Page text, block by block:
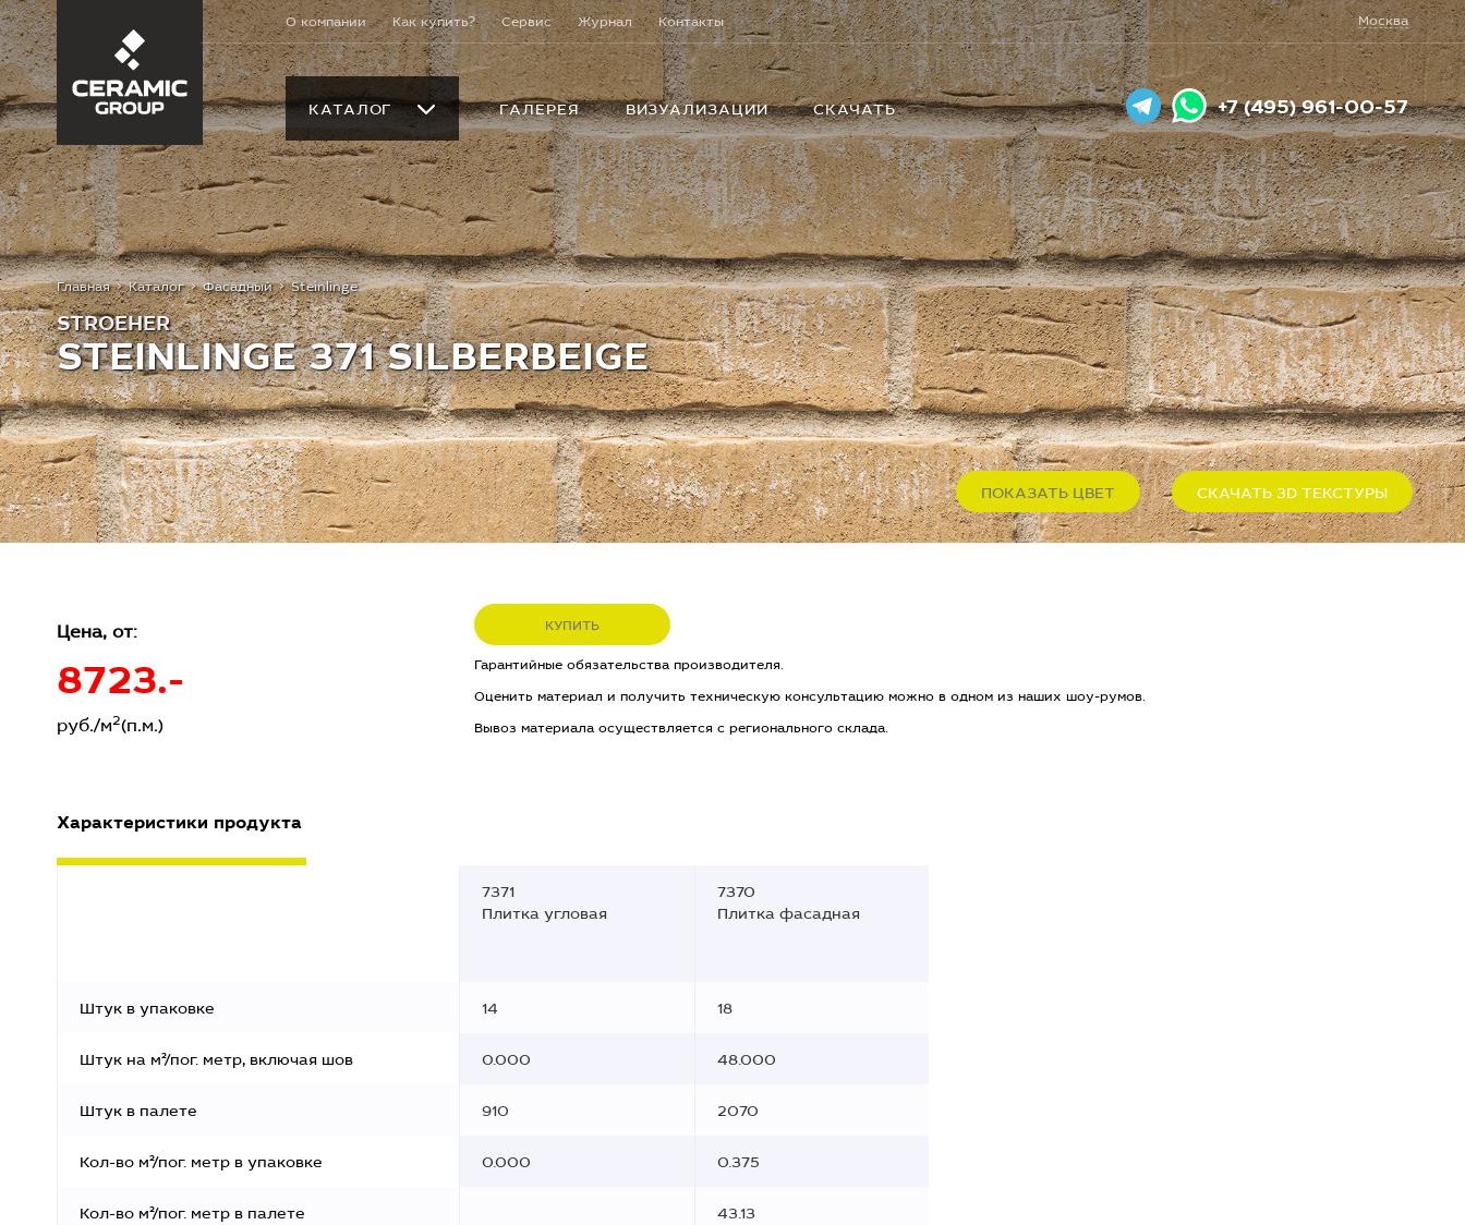
О компании Как купить? Сервис Журнал Контакты Москва
КАТАЛОГ ГАЛЕРЕЯ ВИЗУАЛИЗАЦИИ СКАЧАТЬ +7 (495) 961-00-57
Главная Каталог Фасадный Steinlinge
STROEHER
STEINLINGE 371 SILBERBEIGE
ПОКАЗАТЬ ЦВЕТ СКАЧАТЬ 3D ТЕКСТУРЫ
Цена, от:
8723.-
руб./м2(п.м.)
КУПИТЬ
Гарантийные обязательства производителя.
Оценить материал и получить техническую консультацию можно в одном из наших шоу-румов.
Вывоз материала осуществляется с регионального склада.
Характеристики продукта
7371
Плитка угловая
7370
Плитка фасадная
Штук в упаковке 14 18
Штук на м²/пог. метр, включая шов 0.000 48.000
Штук в палете 910 2070
Кол-во м²/пог. метр в упаковке 0.000 0.375
Кол-во м²/пог. метр в палете 43.13